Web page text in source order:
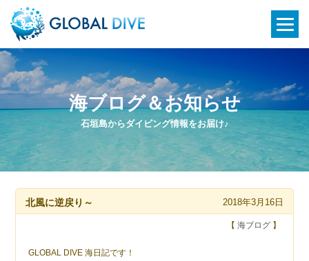
石垣島からダイビング情報をお届け♪
海ブログ＆お知らせ
北風に逆戻り～ 2018年3月16日
【 海ブログ】
GLOBAL DIVE 海日記です！